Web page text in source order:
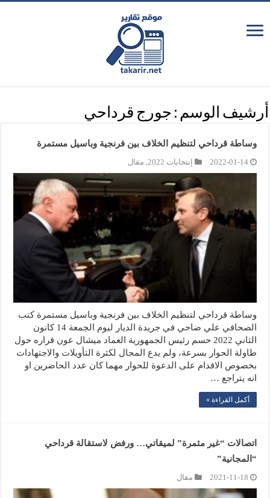
أرشيف الوسم : جورج قرداحي
وساطة قرداحي لتنظيم الخلاف بين فرنجية وباسيل مستمرة
2022-01-14 إنتخابات 2022 , مقال
وساطة قرداحي لتنظيم الخلاف بين فرنجية وباسيل مستمرة كتب
الصحافي علي ضاحي في جريدة الديار ليوم الجمعة 14 كانون
الثاني 2022 حسم رئيس الجمهورية العماد ميشال عون قراره حول
طاولة الحوار بسرعة، ولم يدع المجال لكثرة التأويلات والاجتهادات
بخصوص الاقدام على الدعوة للحوار مهما كان عدد الحاضرين او
انه يتراجع …
أكمل القراءة »
اتصالات “غير مثمرة” لميقاتي… ورفض لاستقالة قرداحي
“المجانية”
2021-11-18 مقال